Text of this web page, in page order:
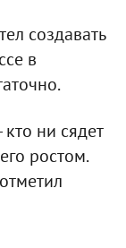
создавать
в
кто ни сядет
ростом.